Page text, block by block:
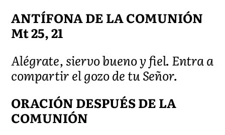
ANTÍFONA DE LA COMUNIÓN
Mt 25, 21
Alégrate, siervo bueno y fiel. Entra a
compartir el gozo de tu Señor.
ORACIÓN DESPUÉS DE LA
COMUNIÓN